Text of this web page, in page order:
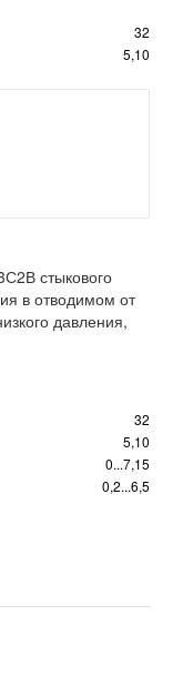
32
5,10
стыкового
в отводимом от
давления,
32
5,10
0...7,15
0,2...6,5